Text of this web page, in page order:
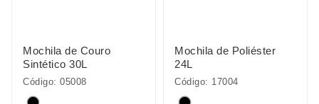
Mochila de Couro
Sintético 30L
Código: 05008
Mochila de Poliéster
24L
Código: 17004